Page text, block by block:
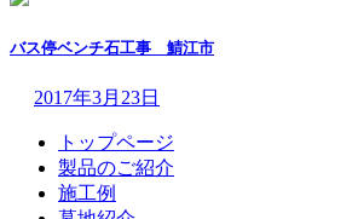
バス停ベンチ石工事 鯖江市
2017年3月23日
トップページ
製品のご紹介
施工例